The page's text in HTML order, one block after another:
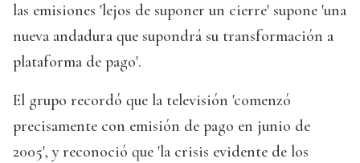
las emisiones 'lejos de suponer un cierre' supone 'una
nueva andadura que supondrá su transformación a
plataforma de pago'.
El grupo recordó que la televisión 'comenzó
precisamente con emisión de pago en junio de
2005', y reconoció que 'la crisis evidente de los